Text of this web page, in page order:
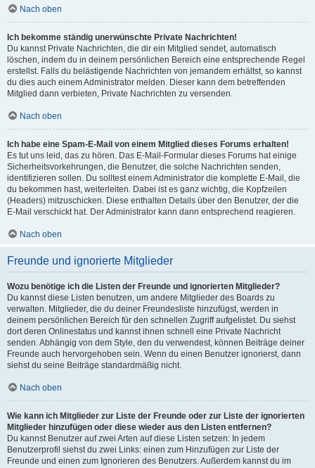
Nach oben
Ich bekomme ständig unerwünschte Private Nachrichten!
Du kannst Private Nachrichten, die dir ein Mitglied sendet, automatisch
löschen, indem du in deinem persönlichen Bereich eine entsprechende Regel
erstellst. Falls du belästigende Nachrichten von jemandem erhältst, so kannst
du dies auch einem Administrator melden. Dieser kann dem betreffenden
Mitglied dann verbieten, Private Nachrichten zu versenden.
Nach oben
Ich habe eine Spam-E-Mail von einem Mitglied dieses Forums erhalten!
Es tut uns leid, das zu hören. Das E-Mail-Formular dieses Forums hat einige
Sicherheitsvorkehrungen, die Benutzer, die solche Nachrichten senden,
identifizieren sollen. Du solltest einem Administrator die komplette E-Mail, die
du bekommen hast, weiterleiten. Dabei ist es ganz wichtig, die Kopfzeilen
(Headers) mitzuschicken. Diese enthalten Details über den Benutzer, der die
E-Mail verschickt hat. Der Administrator kann dann entsprechend reagieren.
Nach oben
Freunde und ignorierte Mitglieder
Wozu benötige ich die Listen der Freunde und ignorierten Mitglieder?
Du kannst diese Listen benutzen, um andere Mitglieder des Boards zu
verwalten. Mitglieder, die du deiner Freundesliste hinzufügst, werden in
deinem persönlichen Bereich für den schnellen Zugriff aufgelistet. Du siehst
dort deren Onlinestatus und kannst ihnen schnell eine Private Nachricht
senden. Abhängig von dem Style, den du verwendest, können Beiträge deiner
Freunde auch hervorgehoben sein. Wenn du einen Benutzer ignorierst, dann
siehst du seine Beiträge standardmäßig nicht.
Nach oben
Wie kann ich Mitglieder zur Liste der Freunde oder zur Liste der ignorierten
Mitglieder hinzufügen oder diese wieder aus den Listen entfernen?
Du kannst Benutzer auf zwei Arten auf diese Listen setzen: In jedem
Benutzerprofil siehst du zwei Links: einen zum Hinzufügen zur Liste der
Freunde und einen zum Ignorieren des Benutzers. Außerdem kannst du im